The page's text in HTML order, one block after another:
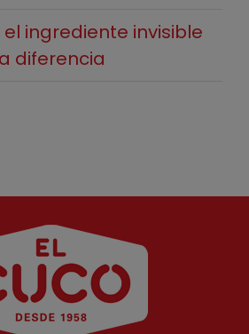
el ingrediente invisible
diferencia